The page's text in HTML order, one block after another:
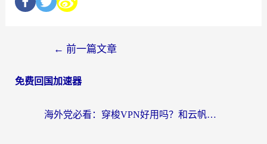
← 前一篇文章
免费回国加速器
海外党必看：穿梭VPN好用吗？和云帆VPN对比哪个回国效果更好？附真实测评+避坑指南